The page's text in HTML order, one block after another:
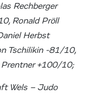
Rechberger
Ronald Pröll
Herbst
Tschilikin -81/10,
+100/10;
Wels – Judo